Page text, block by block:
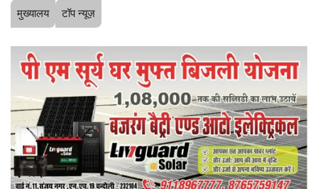
मुख्यालय टॉप न्यूज़